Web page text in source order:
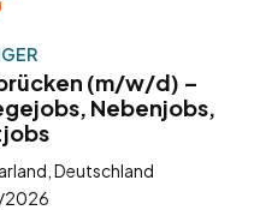
(m/w/d) –
Nebenjobs,
Deutschland